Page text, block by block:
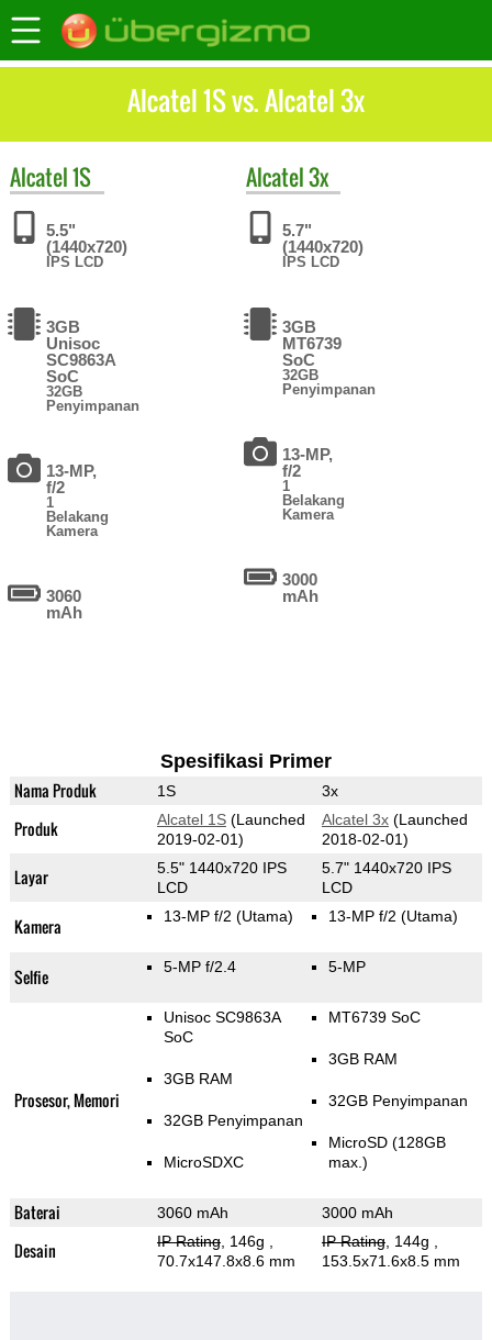
Alcatel 1S vs. Alcatel 3x
Alcatel1S
5.5"
(1440x720)
IPS LCD
3GB
Unisoc
SC9863A
SoC
32GB
Penyimpanan
13-MP,
f/2
1
Belakang
Kamera
3060
mAh
Alcatel3x
5.7"
(1440x720)
IPS LCD
3GB
MT6739
SoC
32GB
Penyimpanan
13-MP,
f/2
1
Belakang
Kamera
3000
mAh
Spesifikasi Primer
Nama Produk 1S 3x
Produk Alcatel 1S(Launched
2019-02-01)
Alcatel 3x(Launched
2018-02-01)
Layar
5.5" 1440x720 IPS
LCD
5.7" 1440x720 IPS
LCD
Kamera 13-MP f/2 (Utama) 13-MP f/2 (Utama)
Selfie 5-MP f/2.4 5-MP
Prosesor, Memori
Unisoc SC9863A
SoC
3GB RAM
32GB Penyimpanan
MicroSDXC
MT6739 SoC
3GB RAM
32GB Penyimpanan
MicroSD (128GB
max.)
Baterai 3060 mAh 3000 mAh
Desain IP Rating, 146g
70.7x147.8x8.6 mm
IP Rating, 144g
153.5x71.6x8.5 mm